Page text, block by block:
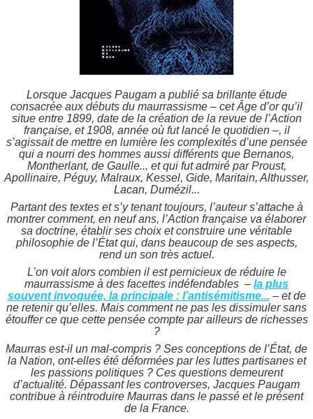
Lorsque Jacques Paugam a publié sa brillante étude
consacrée aux débuts du maurrassisme – cet Âge d’or qu’il
situe entre 1899, date de la création de la revue de l’Action
française, et 1908, année où fut lancé le quotidien –, il
s’agissait de mettre en lumière les complexités d’une pensée
qui a nourri des hommes aussi différents que Bernanos,
Montherlant, de Gaulle... et qui fut admiré par Proust,
Apollinaire, Péguy, Malraux, Kessel, Gide, Maritain, Althusser,
Lacan, Dumézil...
Partant des textes et s’y tenant toujours, l’auteur s’attache à
montrer comment, en neuf ans, l’Action française va élaborer
sa doctrine, établir ses choix et construire une véritable
philosophie de l’État qui, dans beaucoup de ses aspects,
rend un son très actuel.
L’on voit alors combien il est pernicieux de réduire le
maurrassisme à des facettes indéfendables – la plus
souvent invoquée, la principale : l’antisémitisme... – et de
ne retenir qu’elles. Mais comment ne pas les dissimuler sans
étouffer ce que cette pensée compte par ailleurs de richesses
?
Maurras est-il un mal-compris ? Ses conceptions de l’État, de
la Nation, ont-elles été déformées par les luttes partisanes et
les passions politiques ? Ces questions demeurent
d’actualité. Dépassant les controverses, Jacques Paugam
contribue à réintroduire Maurras dans le passé et le présent
de la France.